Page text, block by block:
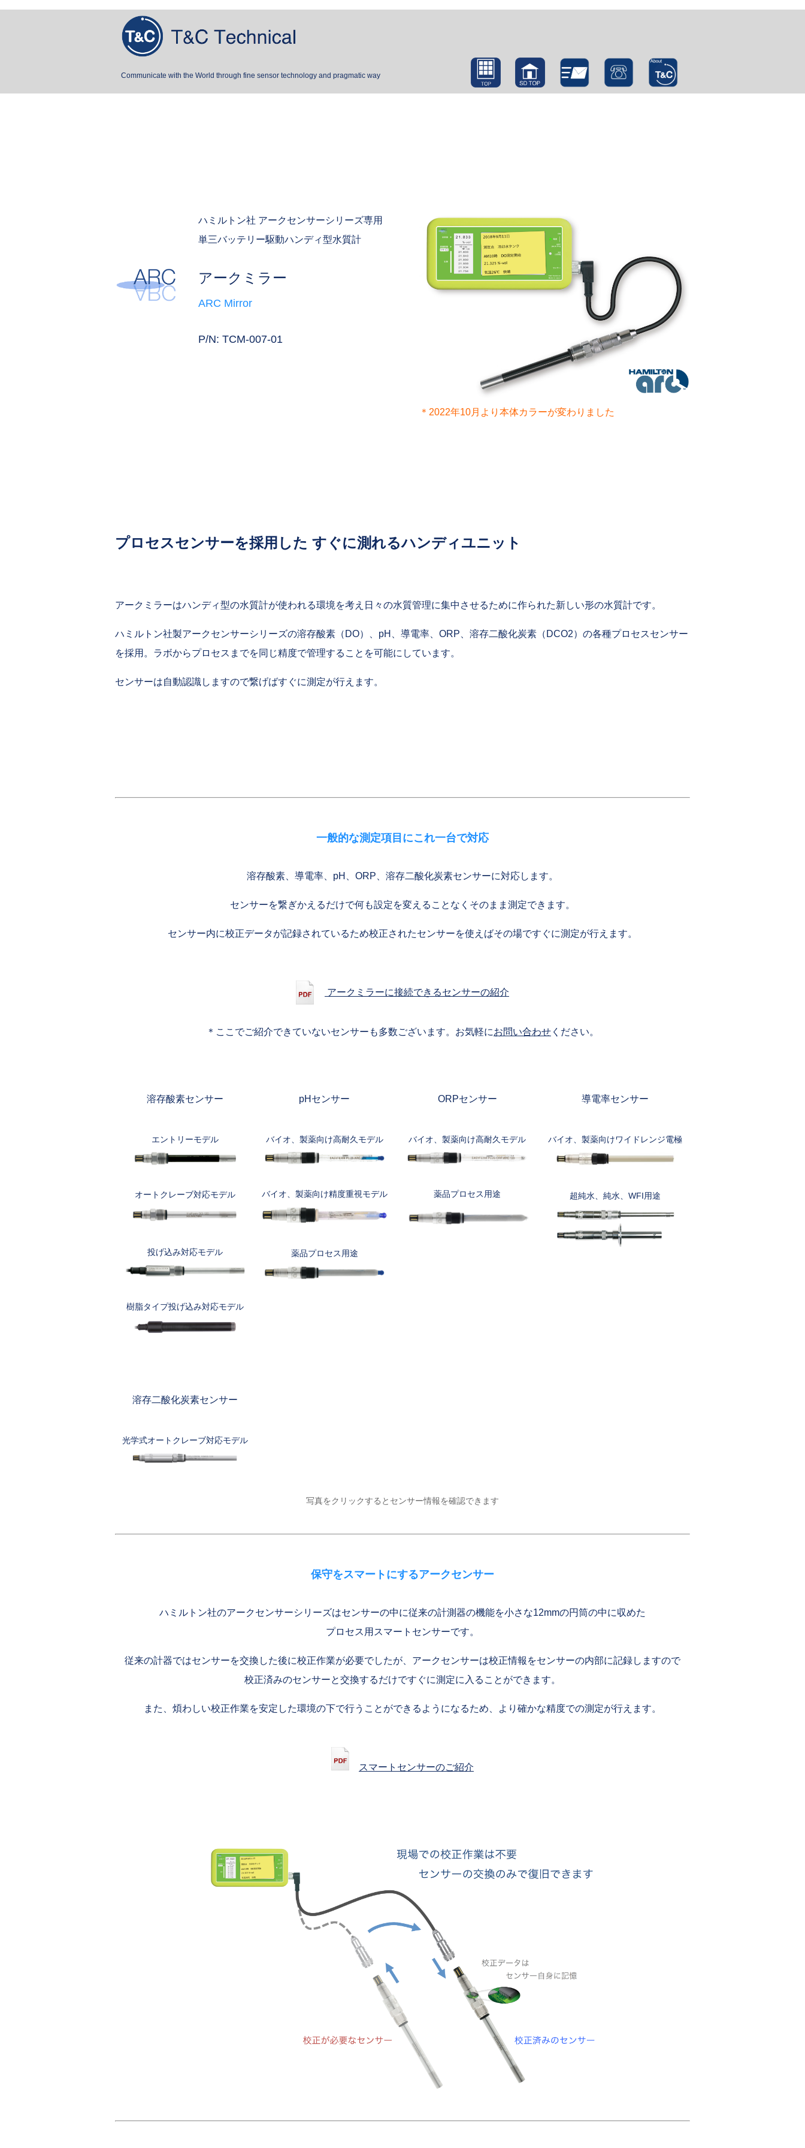
Communicate with the World through fine sensor technology and pragmatic way
ハミルトン社 アークセンサーシリーズ専用
単三バッテリー駆動ハンディ型水質計
アークミラー
ARC Mirror
P/N: TCM-007-01
＊2022年10月より本体カラーが変わりました
プロセスセンサーを採用した すぐに測れるハンディユニット
アークミラーはハンディ型の水質計が使われる環境を考え日々の水質管理に集中させるために作られた新しい形の水質計です。
ハミルトン社製アークセンサーシリーズの溶存酸素（DO）、pH、導電率、ORP、溶存二酸化炭素（DCO2）の各種プロセスセンサー
を採用。ラボからプロセスまでを同じ精度で管理することを可能にしています。
センサーは自動認識しますので繋げばすぐに測定が行えます。
一般的な測定項目にこれ一台で対応
溶存酸素、導電率、pH、ORP、溶存二酸化炭素センサーに対応します。
センサーを繋ぎかえるだけで何も設定を変えることなくそのまま測定できます。
センサー内に校正データが記録されているため校正されたセンサーを使えばその場ですぐに測定が行えます。
アークミラーに接続できるセンサーの紹介
＊ここでご紹介できていないセンサーも多数ございます。お気軽にお問い合わせ ください。
溶存酸素センサー
エントリーモデル
オートクレーブ対応モデル
投げ込み対応モデル
樹脂タイプ投げ込み対応モデル
pHセンサー
バイオ、製薬向け高耐久モデル
バイオ、製薬向け精度重視モデル
薬品プロセス用途
ORPセンサー
バイオ、製薬向け高耐久モデル
薬品プロセス用途
導電率センサー
バイオ、製薬向けワイドレンジ電極
超純水、純水、WFI用途
溶存二酸化炭素センサー
光学式オートクレーブ対応モデル
写真をクリックするとセンサー情報を確認できます
保守をスマートにするアークセンサー
ハミルトン社のアークセンサーシリーズはセンサーの中に従来の計測器の機能を小さな12mmの円筒の中に収めた
プロセス用スマートセンサーです。
従来の計器ではセンサーを交換した後に校正作業が必要でしたが、アークセンサーは校正情報をセンサーの内部に記録しますので
校正済みのセンサーと交換するだけですぐに測定に入ることができます。
また、煩わしい校正作業を安定した環境の下で行うことができるようになるため、より確かな精度での測定が行えます。
スマートセンサーのご紹介